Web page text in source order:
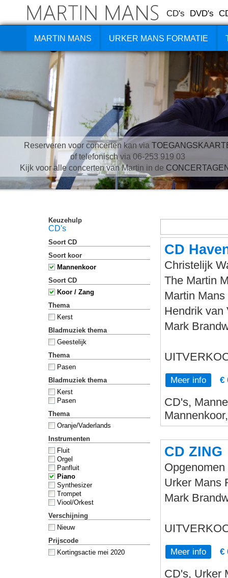
CD's DVD's
MARTIN MANS URKER MANS FORMATIE
Reserveren voor concerten kan via
of telefonisch via 06-253 919 03
Kijk voor alle concerten van Martin in de
Keuzehulp
CD's
Soort CD
Soort koor
Mannenkoor
Soort CD
Koor / Zang
Thema
Kerst
Bladmuziek thema
Geestelijk
Thema
Pasen
Bladmuziek thema
Kerst
Pasen
Thema
Oranje/Vaderlands
Instrumenten
Fluit
Orgel
Panfluit
Piano
Synthesizer
Trompet
Viool/Orkest
Verschijning
Nieuw
Prijscode
Kortingsactie mei 2020
CD
Christelijk
The Martin
Martin
Hendrik van
Mark
Meer info €
CD's,
CD ZING
Urker Mans
Mark
Meer info €
CD's, Urker